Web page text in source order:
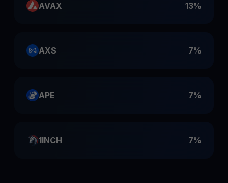
AVAX 13%
AXS 7%
APE 7%
1INCH 7%